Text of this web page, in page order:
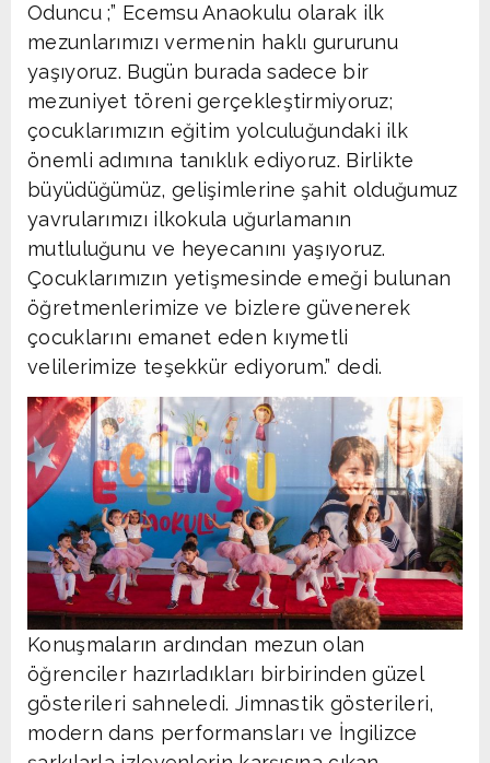
Oduncu ;” Ecemsu Anaokulu olarak ilk
mezunlarımızı vermenin haklı gururunu
yaşıyoruz. Bugün burada sadece bir
mezuniyet töreni gerçekleştirmiyoruz;
çocuklarımızın eğitim yolculuğundaki ilk
önemli adımına tanıklık ediyoruz. Birlikte
büyüdüğümüz, gelişimlerine şahit olduğumuz
yavrularımızı ilkokula uğurlamanın
mutluluğunu ve heyecanını yaşıyoruz.
Çocuklarımızın yetişmesinde emeği bulunan
öğretmenlerimize ve bizlere güvenerek
çocuklarını emanet eden kıymetli
velilerimize teşekkür ediyorum.” dedi.
Konuşmaların ardından mezun olan
öğrenciler hazırladıkları birbirinden güzel
gösterileri sahneledi. Jimnastik gösterileri,
modern dans performansları ve İngilizce